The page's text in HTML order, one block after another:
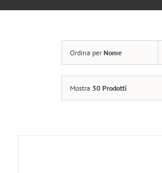
Ordina per Nome
Mostra 30 Prodotti